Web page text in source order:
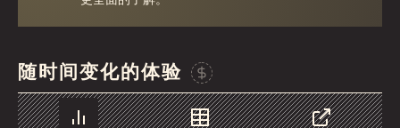
随时间变化的体验